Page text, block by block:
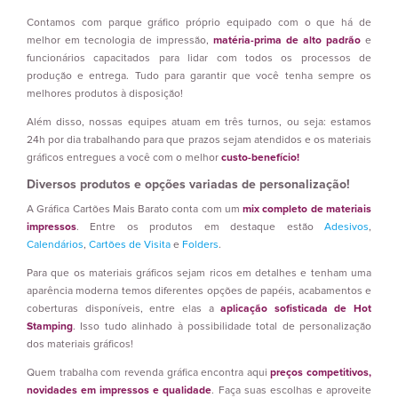
Contamos com parque gráfico próprio equipado com o que há de
melhor em tecnologia de impressão, matéria-prima de alto padrão e
funcionários capacitados para lidar com todos os processos de
produção e entrega. Tudo para garantir que você tenha sempre os
melhores produtos à disposição!
Além disso, nossas equipes atuam em três turnos, ou seja: estamos
24h por dia trabalhando para que prazos sejam atendidos e os materiais
gráficos entregues a você com o melhor custo-benefício!
Diversos produtos e opções variadas de personalização!
A Gráfica Cartões Mais Barato conta com ummix completo de materiais
impressos. Entre os produtos em destaque estão Adesivos,
Calendários, Cartões de Visita e Folders.
Para que os materiais gráficos sejam ricos em detalhes e tenham uma
aparência moderna temos diferentes opções de papéis, acabamentos e
coberturas disponíveis, entre elas aaplicação sofisticada de Hot
Stamping. Isso tudo alinhado à possibilidade total de personalização
dos materiais gráficos!
Quem trabalha com revenda gráfica encontra aquipreços competitivos,
novidades em impressos e qualidade. Faça suas escolhas e aproveite